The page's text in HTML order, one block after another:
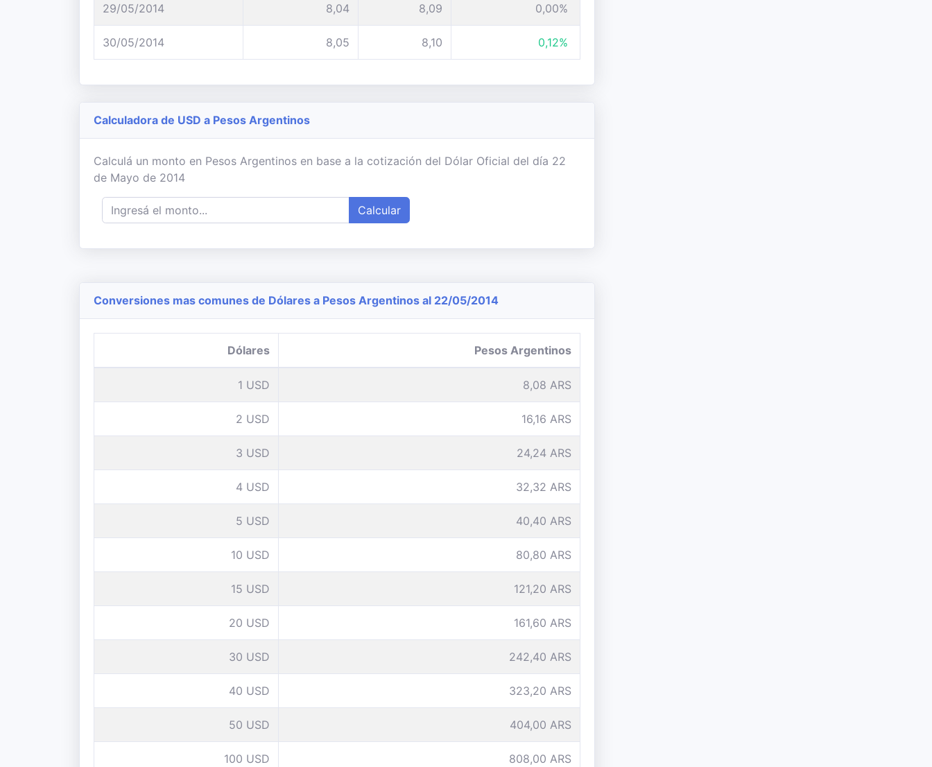
29/05/2014 8,04 8,09 0,00%
30/05/2014 8,05 8,10 0,12%
Calculadora de USD a Pesos Argentinos
Calculá un monto en Pesos Argentinos en base a la cotización del Dólar Oficial del día 22
de Mayo de 2014
Calcular
Conversiones mas comunes de Dólares a Pesos Argentinos al 22/05/2014
Dólares Pesos Argentinos
1 USD 8,08 ARS
2 USD 16,16 ARS
3 USD 24,24 ARS
4 USD 32,32 ARS
5 USD 40,40 ARS
10 USD 80,80 ARS
15 USD 121,20 ARS
20 USD 161,60 ARS
30 USD 242,40 ARS
40 USD 323,20 ARS
50 USD 404,00 ARS
100 USD 808,00 ARS